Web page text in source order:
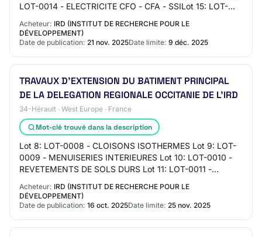
LOT-0014 - ELECTRICITE CFO - CFA - SSILot 15: LOT-
0015 - PHOTOVOLTAIQUELot 16: LOT-0016 - PLOMBERIE
SANITAI…
Acheteur: IRD (INSTITUT DE RECHERCHE POUR LE
DÉVELOPPEMENT)
Date de publication: 21 nov. 2025Date limite: 9 déc. 2025
TRAVAUX D’EXTENSION DU BATIMENT PRINCIPAL
DE LA DELEGATION REGIONALE OCCITANIE DE L’IRD
34-Hérault · West Europe · France
Mot-clé trouvé dans la description
Lot 8: LOT-0008 - CLOISONS ISOTHERMES Lot 9: LOT-
0009 - MENUISERIES INTERIEURES Lot 10: LOT-0010 -
REVETEMENTS DE SOLS DURS Lot 11: LOT-0011 -
REVETEMENTS DE SOLS SOUPLES Lot 12: LOT-0012 -
PEINTURES…
Acheteur: IRD (INSTITUT DE RECHERCHE POUR LE
DÉVELOPPEMENT)
Date de publication: 16 oct. 2025Date limite: 25 nov. 2025